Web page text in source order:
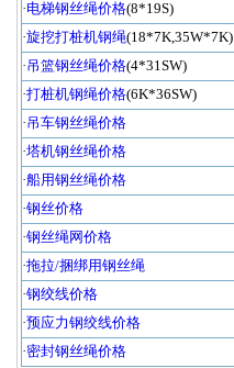
·电梯钢丝绳价格(8*19S)
·旋挖打桩机钢绳(18*7K,35W*7K)
·吊篮钢丝绳价格(4*31SW)
·打桩机钢绳价格(6K*36SW)
·吊车钢丝绳价格
·塔机钢丝绳价格
·船用钢丝绳价格
·钢丝价格
·钢丝绳网价格
·拖拉/捆绑用钢丝绳
·钢绞线价格
·预应力钢绞线价格
·密封钢丝绳价格